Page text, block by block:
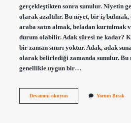
gerçekleştikten sonra sunulur. Niyetin
olarak azaltılır. Bu niyet, bir iş
araba satın almak, beladan kurtulmak
durum olabilir. Adak süresi ne kadar?
bir zaman sınırı yoktur. Adak, adak
olarak belirlediği zamanda sunulur. Bu
genellikle uygun bir…
Devamını okuyunAdak
Yorum Bırak